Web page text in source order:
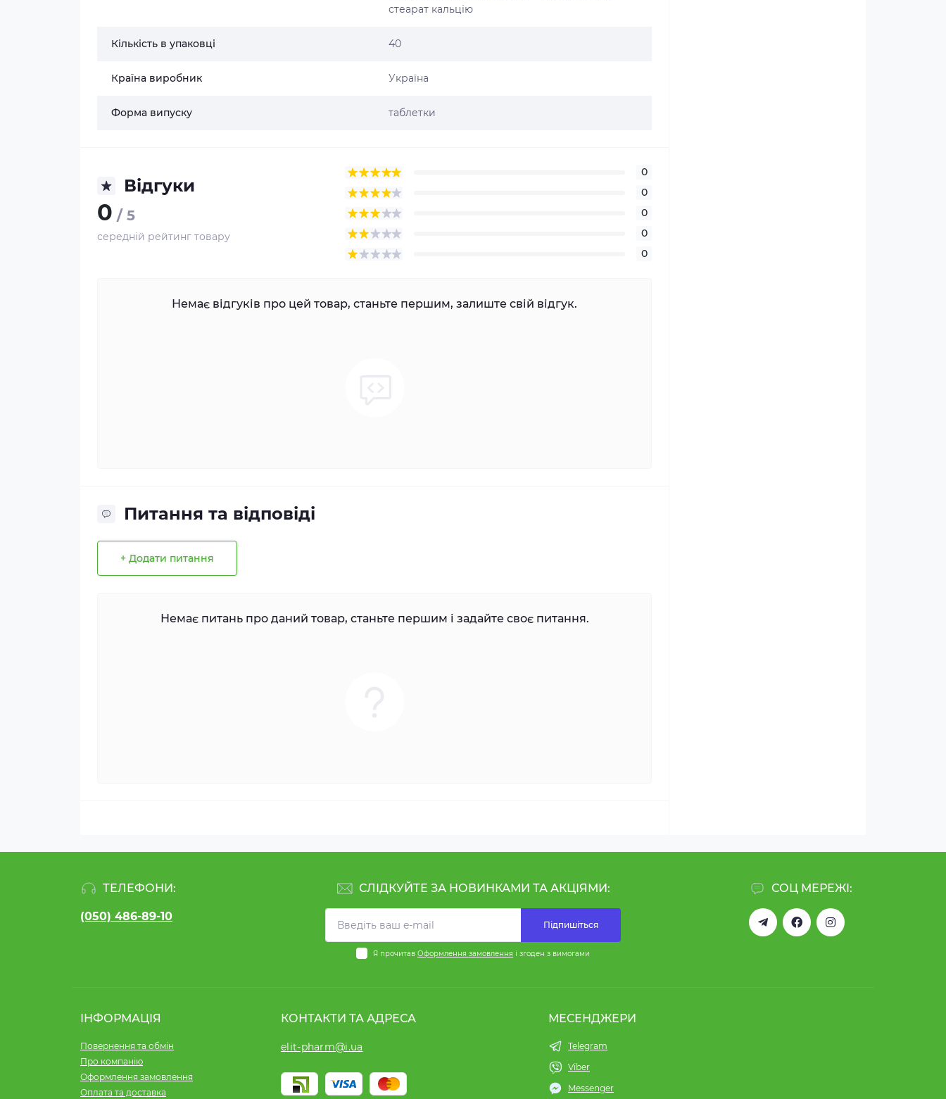
стеарат кальцію
Кількість в упаковці 40
Країна виробник Україна
Форма випуску таблетки
Відгуки
0 / 5
середній рейтинг товару
0
0
0
0
0
Немає відгуків про цей товар, станьте першим, залиште свій відгук.
Питання та відповіді
+ Додати питання
Немає питань про даний товар, станьте першим і задайте своє питання.
ТЕЛЕФОНИ:
(050) 486-89-10
СОЦ МЕРЕЖІ:
СЛІДКУЙТЕ ЗА НОВИНКАМИ ТА АКЦІЯМИ:
Підпишіться
Я прочитав Оформлення замовлення і згоден з вимогами
ІНФОРМАЦІЯ
Повернення та обмін
Про компанію
Оформлення замовлення
Оплата та доставка
КОНТАКТИ ТА АДРЕСА
elit-pharm@i.ua
МЕСЕНДЖЕРИ
Telegram
Viber
Messenger